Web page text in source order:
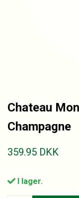
Chateau
Champagne
359.95 DKK
I lager.